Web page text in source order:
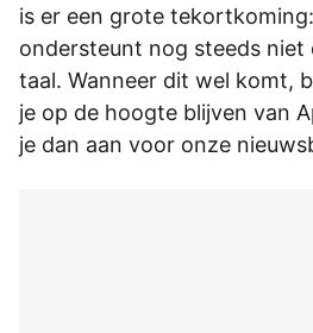
is er een grote
ondersteunt nog steeds niet
taal. Wanneer dit wel komt,
je op de hoogte blijven van
je dan aan voor onze